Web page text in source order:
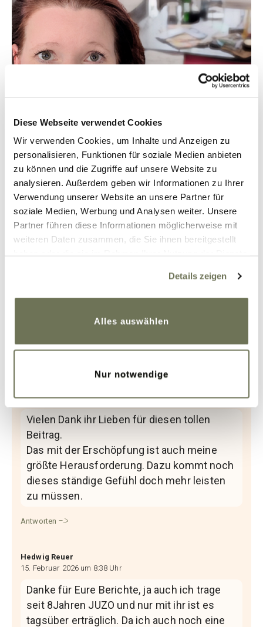
Diese Webseite verwendet Cookies
Wir verwenden Cookies, um Inhalte und Anzeigen zu
personalisieren, Funktionen für soziale Medien anbieten
zu können und die Zugriffe auf unsere Website zu
analysieren. Außerdem geben wir Informationen zu Ihrer
Verwendung unserer Website an unsere Partner für
soziale Medien, Werbung und Analysen weiter. Unsere
Partner führen diese Informationen möglicherweise mit
weiteren Daten zusammen, die Sie ihnen bereitgestellt
Cookies, wenn Sie unsere Webseite weiterhin nutzen.
Weitere Informationen finden Sie in unserer
Details zeigen
Alles auswählen
Nur notwendige
Kommentare
13. Februar 2026 um 21:28 Uhr
Vielen Dank ihr Lieben für diesen tollen
Beitrag.
Das mit der Erschöpfung ist auch meine
größte Herausforderung. Dazu kommt noch
dieses ständige Gefühl doch mehr leisten
zu müssen.
Antworten
Hedwig Reuer
15. Februar 2026 um 8:38 Uhr
Danke für Eure Berichte, ja auch ich trage
seit 8Jahren JUZO und nur mit ihr ist es
tagsüber erträglich. Da ich auch noch eine